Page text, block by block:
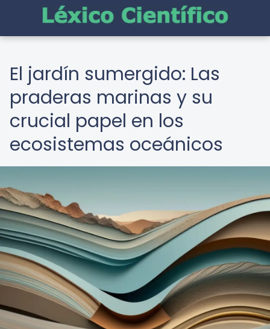
El jardín sumergido: Las
praderas marinas y su
crucial papel en los
ecosistemas oceánicos